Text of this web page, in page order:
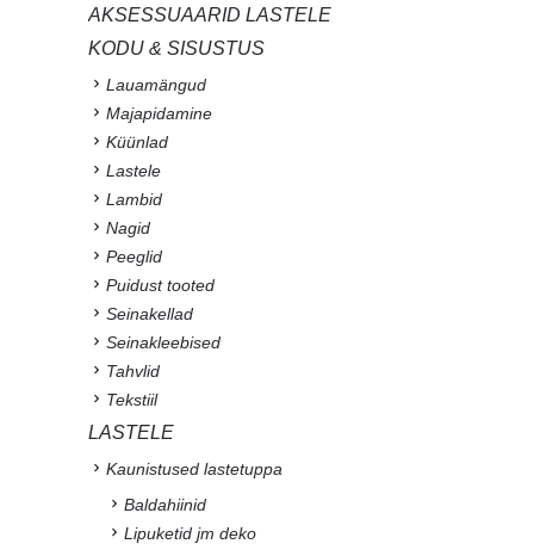
AKSESSUAARID LASTELE
KODU & SISUSTUS
Lauamängud
Majapidamine
Küünlad
Lastele
Lambid
Nagid
Peeglid
Puidust tooted
Seinakellad
Seinakleebised
Tahvlid
Tekstiil
LASTELE
Kaunistused lastetuppa
Baldahiinid
Lipuketid jm deko